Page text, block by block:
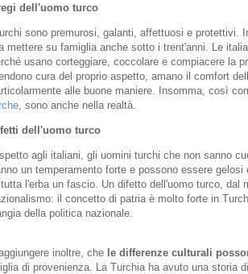
dell'uomo turco
sono premurosi, galanti, affettuosi e protettivi.
mettere su famiglia anche sotto i trent'anni. Le
usano corteggiare, coccolare e compiacere la
cura del proprio aspetto, amano il comfort
alle buone maniere. Insomma, così
, sono anche nella realtà.
dell'uomo turco
agli italiani, gli uomini turchi che non sanno
un temperamento forte e possono essere
l'erba un fascio. Un difetto dell'uomo turco, dal
il concetto di patria è molto forte in
della politica nazionale.
inoltre, che le differenze culturali
di provenienza. La Turchia ha avuto una storia